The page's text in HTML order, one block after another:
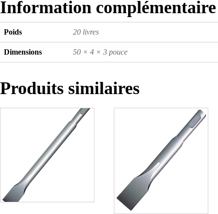
Information complémentaire
Poids 20 livres
Dimensions 50 × 4 × 3 pouce
Produits similaires